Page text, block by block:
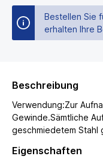
Bestellen Sie
erhalten Ihre
Beschreibung
Verwendung:Zur
Gewinde.Sämtliche
geschmiedetem
Eigenschaften